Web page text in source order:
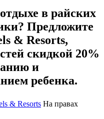
в райских
Предложите
& Resorts,
скидкой 20%
и
ребенка.
& Resorts На правах